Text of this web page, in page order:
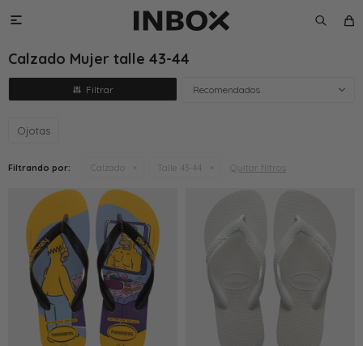

Calzado Mujer talle 43-44
Recomendados
Ojotas
Filtrando por: Calzado Talle 43-44 Quitar filtros